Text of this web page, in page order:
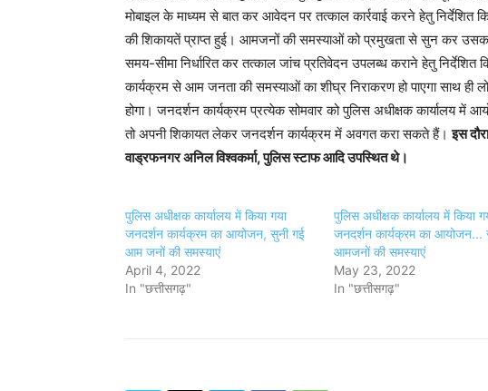
मोबाइल के माध्यम से बात कर आवेदन पर तत्काल कार्रवाई करने हेतु
की शिकायतें प्राप्त हुई। आमजनों की समस्याओं को प्रमुखता से सुन कर उसका
समय-सीमा निर्धारित कर तत्काल जांच प्रतिवेदन उपलब्ध कराने हेतु
कार्यक्रम से आम जनता की समस्याओं का शीघ्र निराकरण हो पाएगा साथ
होगा। जनदर्शन कार्यक्रम प्रत्येक सोमवार को पुलिस अधीक्षक कार्यालय में
तो अपनी शिकायत लेकर जनदर्शन कार्यक्रम में अवगत करा सकते हैं।इस
वाड्रफनगर अनिल विश्वकर्मा, पुलिस स्टाफ आदि उपस्थित थे।
पुलिस अधीक्षक कार्यालय में किया गया
जनदर्शन कार्यक्रम का आयोजन, सुनी गई
आम जनों की समस्याएं
April 4, 2022
In "छत्तीसगढ़"
पुलिस अधीक्षक कार्यालय में किया
जनदर्शन कार्यक्रम का आयोजन...
आमजनों की समस्याएं
May 23, 2022
In "छत्तीसगढ़"